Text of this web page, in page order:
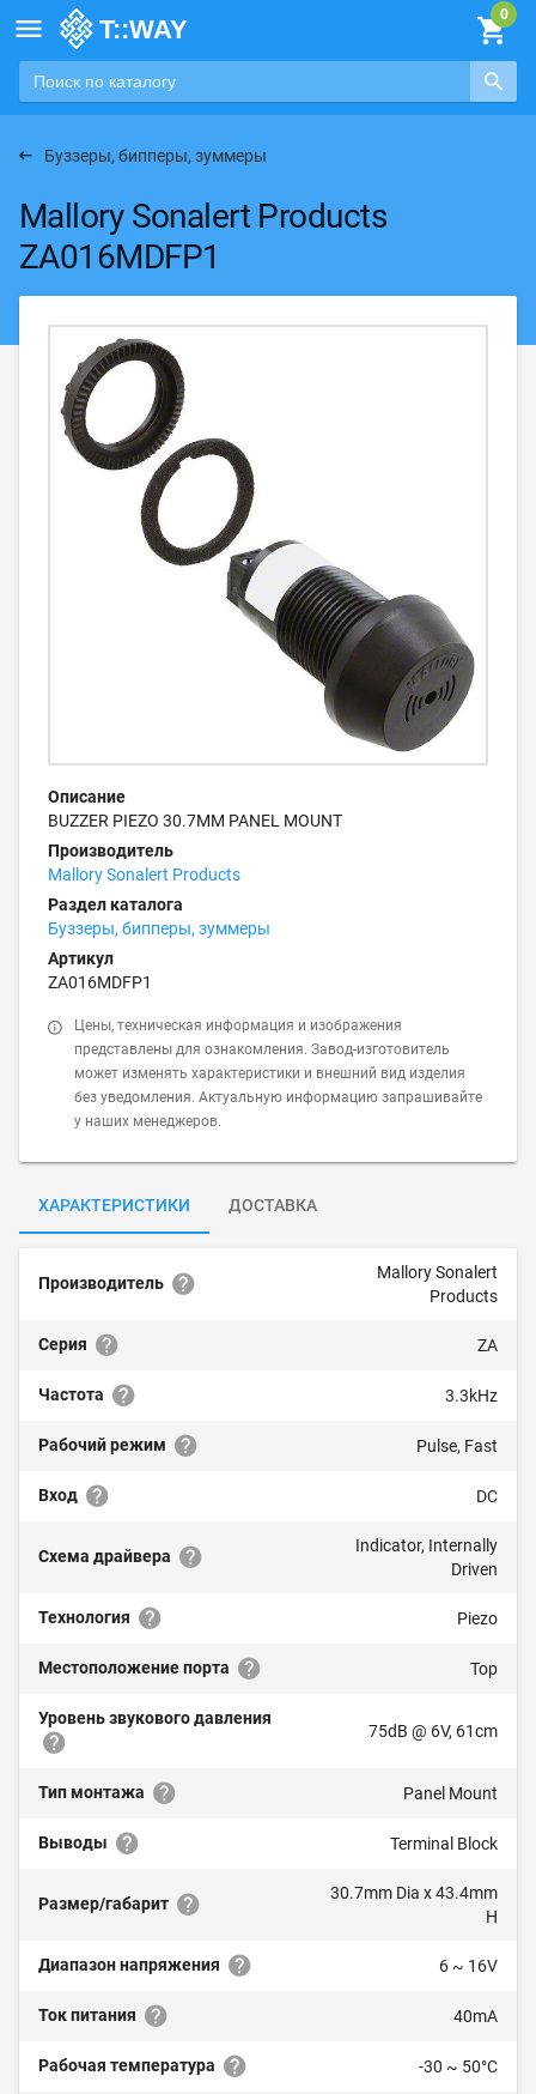

Буззеры, бипперы, зуммеры
Mallory Sonalert Products
ZA016MDFP1
Описание
BUZZER PIEZO 30.7MM PANEL MOUNT
Производитель
Mallory Sonalert Products
Раздел каталога
Буззеры, бипперы, зуммеры
Артикул
ZA016MDFP1
Цены, техническая информация и изображения
представлены для ознакомления. Завод-изготовитель
может изменять характеристики и внешний вид изделия
без уведомления. Актуальную информацию запрашивайте
у наших менеджеров.
ХАРАКТЕРИСТИКИ ДОСТАВКА
Производитель
Mallory Sonalert
Products
Серия ZA
Частота 3.3kHz
Рабочий режим Pulse, Fast
Вход DC
Схема драйвера
Indicator, Internally
Driven
Технология Piezo
Местоположение порта Top
Уровень звукового давления
75dB @ 6V, 61cm
Тип монтажа Panel Mount
Выводы Terminal Block
Размер/габарит
30.7mm Dia x 43.4mm
H
Диапазон напряжения 6 ~ 16V
Ток питания 40mA
Рабочая температура -30 ~ 50°C